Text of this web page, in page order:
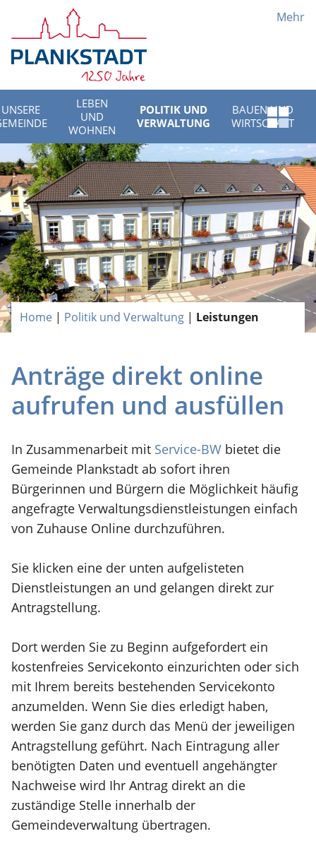
Mehr
UNSERE
LEBEN
UND
WOHNEN
POLITIK UND
VERWALTUNG
BAUEN UND
WIRTSCHAFT
Menü
öffnen
Home | Politik und Verwaltung | Leistungen
Anträge direkt online
aufrufen und ausfüllen
In Zusammenarbeit mit Service-BW bietet die
Gemeinde Plankstadt ab sofort ihren
Bürgerinnen und Bürgern die Möglichkeit häufig
angefragte Verwaltungsdienstleistungen einfach
von Zuhause Online durchzuführen.
Sie klicken eine der unten aufgelisteten
Dienstleistungen an und gelangen direkt zur
Antragstellung.
Dort werden Sie zu Beginn aufgefordert ein
kostenfreies Servicekonto einzurichten oder sich
mit Ihrem bereits bestehenden Servicekonto
anzumelden. Wenn Sie dies erledigt haben,
werden Sie ganz durch das Menü der jeweiligen
Antragstellung geführt. Nach Eintragung aller
benötigten Daten und eventuell angehängter
Nachweise wird Ihr Antrag direkt an die
zuständige Stelle innerhalb der
Gemeindeverwaltung übertragen.